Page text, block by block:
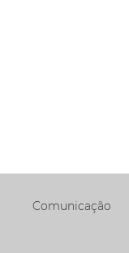
Comunicação